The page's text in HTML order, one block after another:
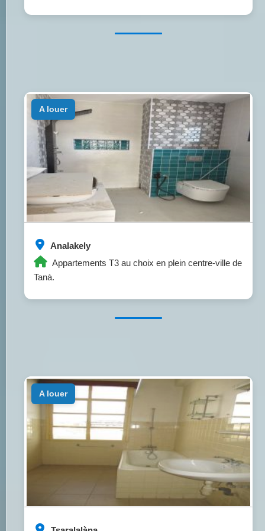
Analakely
Appartements T3 au choix en plein centre-ville de
Tanà.
a louer
a louer